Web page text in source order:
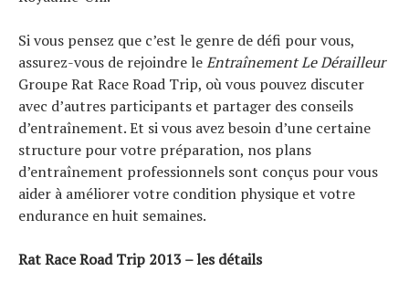
Si vous pensez que c’est le genre de défi pour vous,
assurez-vous de rejoindre leEntraînement Le Dérailleur
Groupe Rat Race Road Trip, où vous pouvez discuter
avec d’autres participants et partager des conseils
d’entraînement. Et si vous avez besoin d’une certaine
structure pour votre préparation, nos plans
d’entraînement professionnels sont conçus pour vous
aider à améliorer votre condition physique et votre
endurance en huit semaines.
Rat Race Road Trip 2013 – les détails